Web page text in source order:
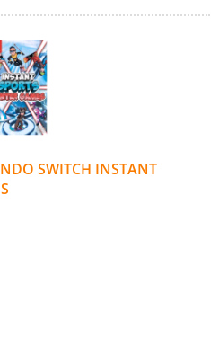
SWITCH INSTANT